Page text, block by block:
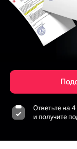
Ответьте на
и получите